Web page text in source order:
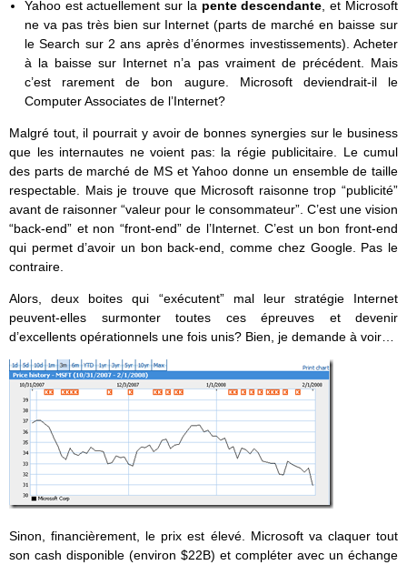
Yahoo est actuellement sur la pente descendante , et Microsoft
ne va pas très bien sur Internet (parts de marché en baisse sur
le Search sur 2 ans après d’énormes investissements). Acheter
à la baisse sur Internet n’a pas vraiment de précédent. Mais
c’est rarement de bon augure. Microsoft deviendrait-il le
Computer Associates de l’Internet?
Malgré tout, il pourrait y avoir de bonnes synergies sur le business
que les internautes ne voient pas: la régie publicitaire. Le cumul
des parts de marché de MS et Yahoo donne un ensemble de taille
respectable. Mais je trouve que Microsoft raisonne trop “publicité”
avant de raisonner “valeur pour le consommateur”. C’est une vision
“back-end” et non “front-end” de l’Internet. C’est un bon front-end
qui permet d’avoir un bon back-end, comme chez Google. Pas le
contraire.
Alors, deux boites qui “exécutent” mal leur stratégie Internet
peuvent-elles surmonter toutes ces épreuves et devenir
d’excellents opérationnels une fois unis? Bien, je demande à voir…
Sinon, financièrement, le prix est élevé. Microsoft va claquer tout
son cash disponible (environ $22B) et compléter avec un échange